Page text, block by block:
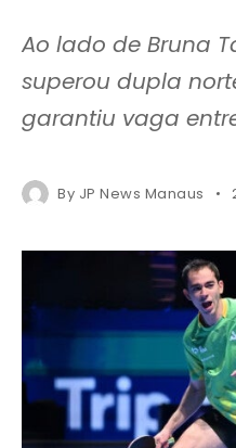
Ao lado de Bruna
superou dupla
garantiu vaga
By JP News Manaus